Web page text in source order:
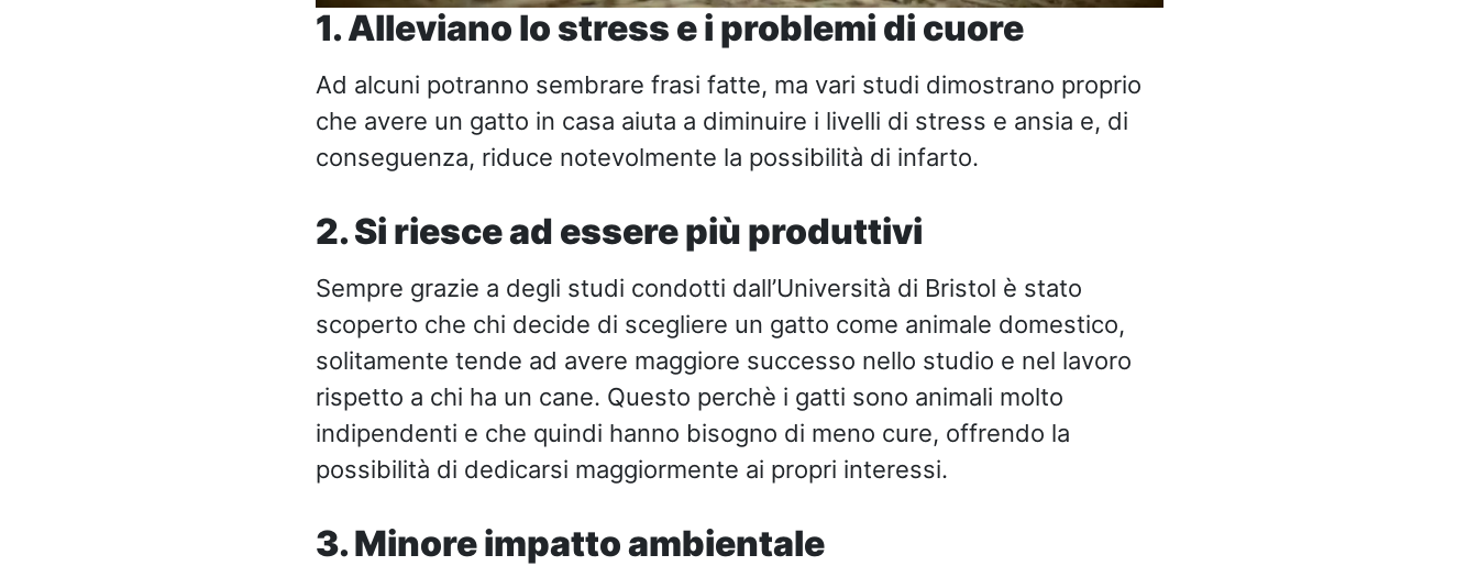
1. Alleviano lo stress e i problemi di cuore
Ad alcuni potranno sembrare frasi fatte, ma vari studi dimostrano proprio
che avere un gatto in casa aiuta a diminuire i livelli di stress e ansia e, di
conseguenza, riduce notevolmente la possibilità di infarto.
2. Si riesce ad essere più produttivi
Sempre grazie a degli studi condotti dall’Università di Bristol è stato
scoperto che chi decide di scegliere un gatto come animale domestico,
solitamente tende ad avere maggiore successo nello studio e nel lavoro
rispetto a chi ha un cane. Questo perchè i gatti sono animali molto
indipendenti e che quindi hanno bisogno di meno cure, offrendo la
possibilità di dedicarsi maggiormente ai propri interessi.
3. Minore impatto ambientale